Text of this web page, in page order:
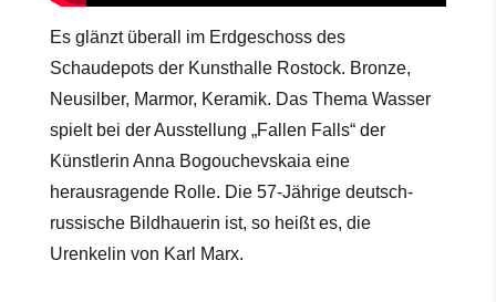
Es glänzt überall im Erdgeschoss des
Schaudepots der Kunsthalle Rostock. Bronze,
Neusilber, Marmor, Keramik. Das Thema Wasser
spielt bei der Ausstellung „Fallen Falls“ der
Künstlerin Anna Bogouchevskaia eine
herausragende Rolle. Die 57-Jährige deutsch-
russische Bildhauerin ist, so heißt es, die
Urenkelin von Karl Marx.